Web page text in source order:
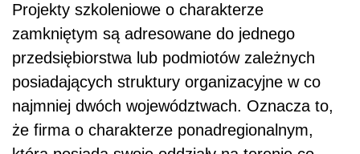
Projekty szkoleniowe o charakterze
zamkniętym są adresowane do jednego
przedsiębiorstwa lub podmiotów zależnych
posiadających struktury organizacyjne w co
najmniej dwóch województwach. Oznacza to,
że firma o charakterze ponadregionalnym,